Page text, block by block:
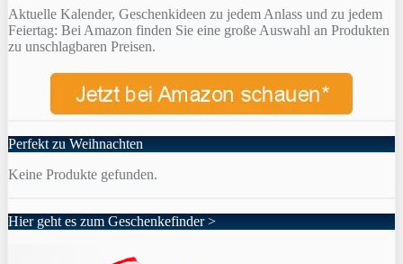
Aktuelle Kalender, Geschenkideen zu jedem Anlass und zu jedem
Feiertag: Bei Amazon finden Sie eine große Auswahl an Produkten
zu unschlagbaren Preisen.
Perfekt zu Weihnachten
Keine Produkte gefunden.
Hier geht es zum Geschenkefinder >